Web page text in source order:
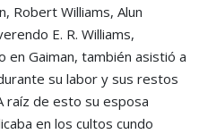
Robert Williams, Alun
E. R. Williams,
en Gaiman, también asistió a
su labor y sus restos
raíz de esto su esposa
en los cultos cundo